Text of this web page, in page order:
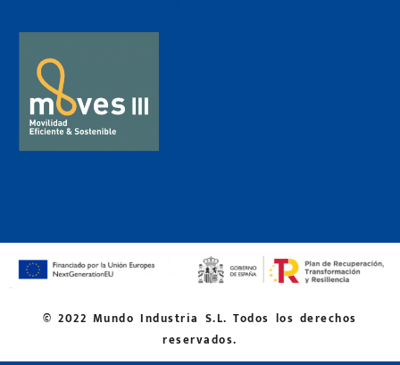
© 2022 Mundo Industria S.L. Todos los derechos
reservados.